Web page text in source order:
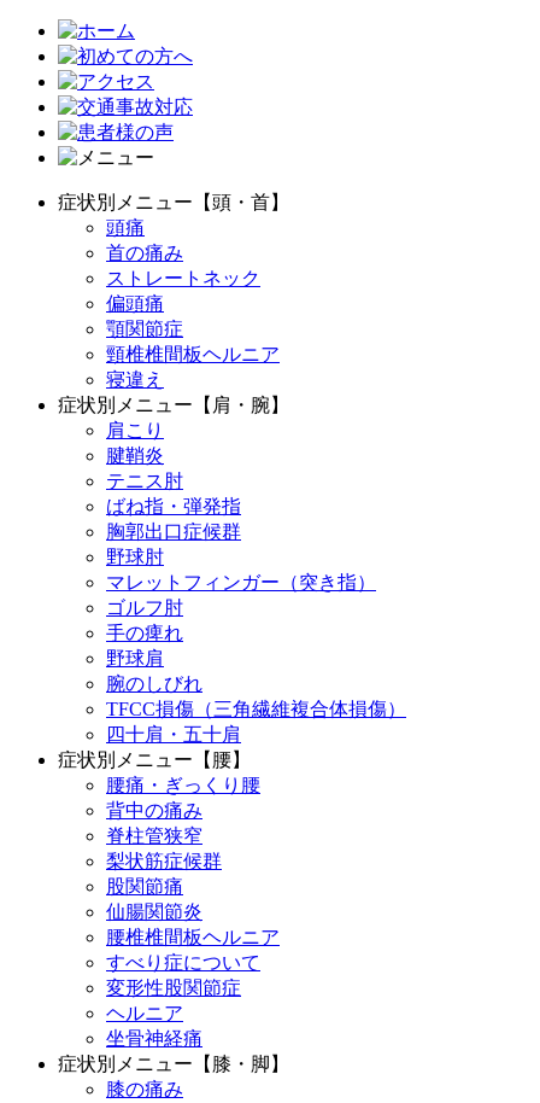
症状別メニュー【頭・首】
頭痛
首の痛み
ストレートネック
偏頭痛
顎関節症
頸椎椎間板ヘルニア
寝違え
症状別メニュー【肩・腕】
肩こり
腱鞘炎
テニス肘
ばね指・弾発指
胸郭出口症候群
野球肘
マレットフィンガー（突き指）
ゴルフ肘
手の痺れ
野球肩
腕のしびれ
TFCC損傷（三角繊維複合体損傷）
四十肩・五十肩
症状別メニュー【腰】
腰痛・ぎっくり腰
背中の痛み
脊柱管狭窄
梨状筋症候群
股関節痛
仙腸関節炎
腰椎椎間板ヘルニア
すべり症について
変形性股関節症
ヘルニア
坐骨神経痛
症状別メニュー【膝・脚】
膝の痛み